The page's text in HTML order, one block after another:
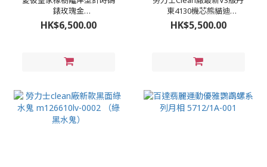
錶玫瑰金
26470OR.OO.1000OR.01
HK$6,500.00
東4130機芯熊貓迪
m116500ln-0001
HK$5,500.00